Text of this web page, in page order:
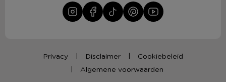
Privacy Disclaimer
Cookiebeleid
Algemene voorwaarden